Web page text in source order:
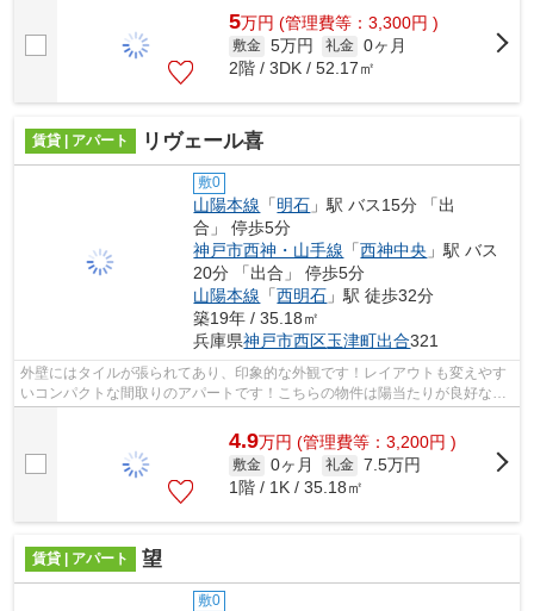
5万円 (管理費等：3,300円 )
敷金 5万円 礼金 0ヶ月
2階 / 3DK / 52.17㎡
賃貸 | アパート リヴェール喜
敷0
山陽本線 「明石 」駅 バス15分 「出
合」 停歩5分
神戸市西神・山手線 「西神中央 」駅 バス
20分 「出合」 停歩5分
山陽本線 「西明石 」駅 徒歩32分
築19年 / 35.18㎡
兵庫県神戸市西区玉津町出合321
外壁にはタイルが張られてあり、印象的な外観です！レイアウトも変えやす
いコンパクトな間取りのアパートです！こちらの物件は陽当たりが良好な賃
貸物件になります！ピタットハウス西...
4.9万円 (管理費等：3,200円 )
敷金 0ヶ月 礼金 7.5万円
1階 / 1K / 35.18㎡
賃貸 | アパート 望
敷0